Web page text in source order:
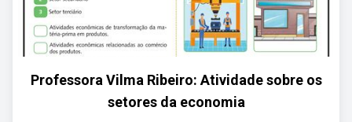
Professora Vilma Ribeiro: Atividade sobre os
setores da economia